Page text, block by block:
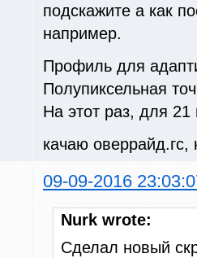
подскажите а как
например.
Профиль для
Полупиксельная
На этот раз, для
качаю оверрайд.гс,
09-09-2016
Nurk wrote:
Сделал новый